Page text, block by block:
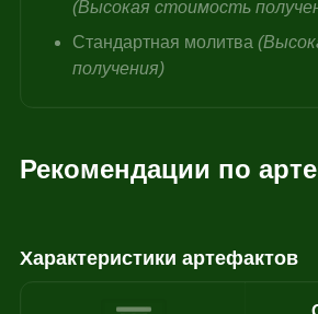
(Высокая стоимость
Стандартная молитва
получения)
Рекомендации по
Характеристики артефактов